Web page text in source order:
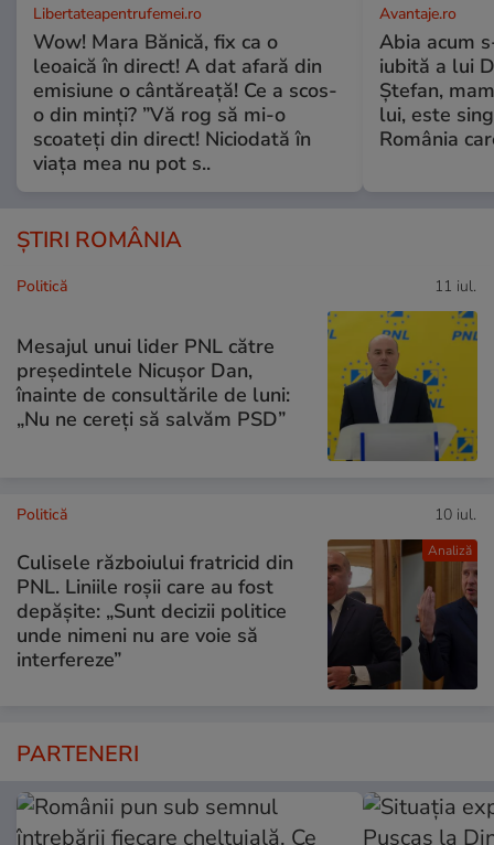
Libertateapentrufemei.ro
Wow! Mara Bănică, fix ca o
leoaică în direct! A dat afară din
emisiune o cântăreață! Ce a scos-
o din minți? ”Vă rog să mi-o
scoateți din direct! Niciodată în
viața mea nu pot s..
Avantaje.ro
Abia acum
iubită a lui
Ștefan,
lui, este
România
ȘTIRI ROMÂNIA
Politică 11 iul.
Mesajul unui lider PNL către
președintele Nicușor Dan,
înainte de consultările de luni:
„Nu ne cereți să salvăm PSD”
Analiză
Politică 10 iul.
Culisele războiului fratricid din
PNL. Liniile roșii care au fost
depășite: „Sunt decizii politice
unde nimeni nu are voie să
interfereze”
PARTENERI